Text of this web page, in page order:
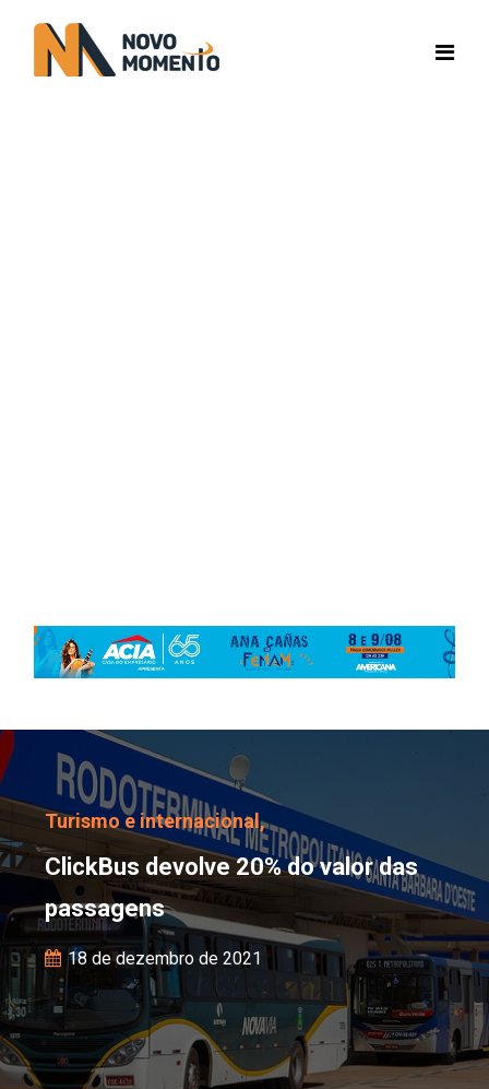
ClickBus devolve 20%
Turismo e internacional,
ClickBus devolve 20% do valor das
passagens
18 de dezembro de 2021